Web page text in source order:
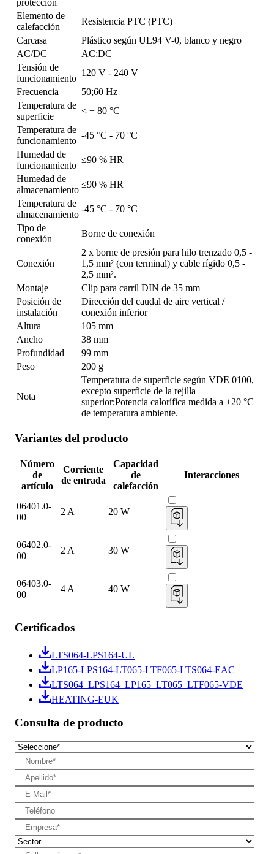
Elemento de
calefacción
Resistencia PTC (PTC)
Carcasa
Plástico según UL94 V-0, blanco y negro
AC/DC
AC;DC
Tensión de
funcionamiento
120 V - 240 V
Frecuencia
50;60 Hz
Temperatura de
superficie
< + 80 °C
Temperatura de
funcionamiento
-45 °C - 70 °C
Humedad de
funcionamiento
≤90 % HR
Humedad de
almacenamiento
≤90 % HR
Temperatura de
almacenamiento
-45 °C - 70 °C
Tipo de
conexión
Borne de conexión
Conexión
2 x borne de presión para hilo trenzado 0,5 -
1,5 mm² (con terminal) y cable rígido 0,5 -
2,5 mm².
Montaje
Clip para carril DIN de 35 mm
Posición de
instalación
Dirección del caudal de aire vertical /
conexión inferior
Altura
105 mm
Ancho
38 mm
Profundidad
99 mm
Peso
200 g
Nota
Temperatura de superficie según VDE 0100,
excepto superficie de la rejilla
superior;Potencia calorífica medida a +20 °C
de temperatura ambiente.
Variantes del producto
Número
de
artículo
Corriente
de entrada
Capacidad
de
calefacción
Interacciones
06401.0-
00
2 A 20 W
06402.0-
00
2 A 30 W
06403.0-
00
4 A 40 W
Certificados
LTS064-LPS164-UL
LP165-LPS164-LT065-LTF065-LTS064-EAC
LTS064_LPS164_LP165_LT065_LTF065-VDE
HEATING-EUK
Consulta de producto